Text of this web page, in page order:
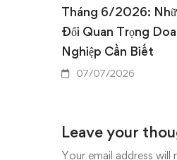
Tháng 6/2026:
Đổi Quan Trọng
Nghiệp Cần Biết
07/07/2026
Leave your
Your email address will